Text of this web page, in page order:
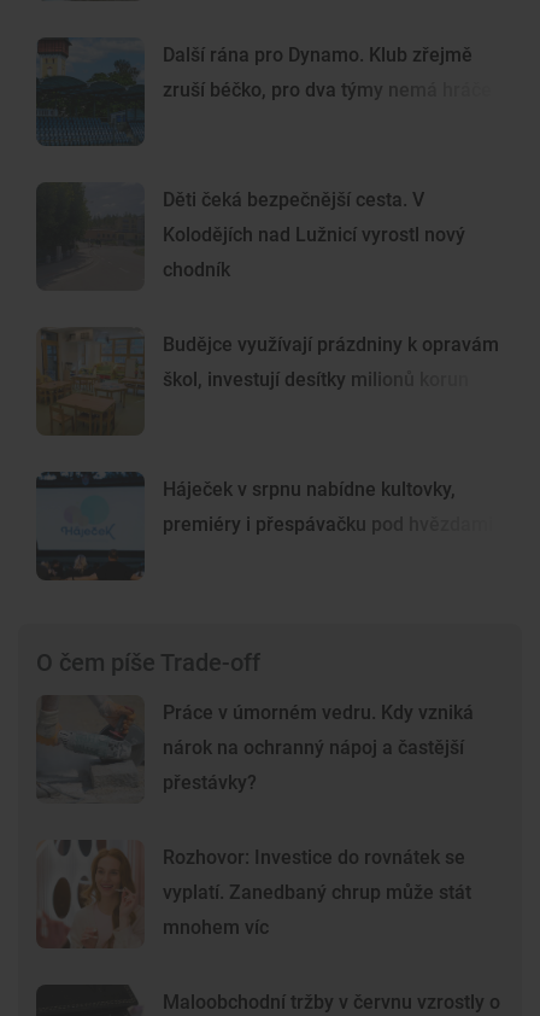
Další rána pro Dynamo. Klub zřejmě
zruší béčko, pro dva týmy nemá hráče
Děti čeká bezpečnější cesta. V
Kolodějích nad Lužnicí vyrostl nový
chodník
Budějce využívají prázdniny k opravám
škol, investují desítky milionů korun
Háječek v srpnu nabídne kultovky,
premiéry i přespávačku pod hvězdami
O čem píše Trade-off
Práce v úmorném vedru. Kdy vzniká
nárok na ochranný nápoj a častější
přestávky?
Rozhovor: Investice do rovnátek se
vyplatí. Zanedbaný chrup může stát
mnohem víc
Maloobchodní tržby v červnu vzrostly o